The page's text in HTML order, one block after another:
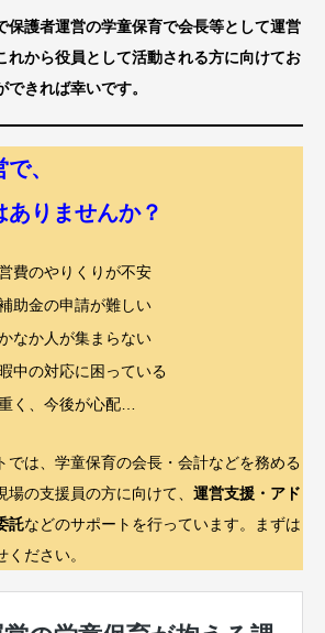
保護者運営の学童保育で会長等として運営
れから役員として活動される方に向けてお
きれば幸いです。
、
ありませんか？
費のやりくりが不安
助金の申請が難しい
なか人が集まらない
中の対応に困っている
く、今後が心配…
では、学童保育の会長・会計などを務める
の支援員の方に向けて、 運営支援・アド
託などのサポートを行っています。まずは
ださい。